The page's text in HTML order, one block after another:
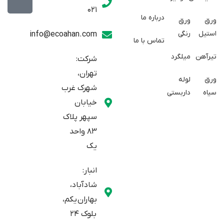
ورق
استیل
تیرآهن
ورق
سیاه
ورق
رنگی
میلگرد
لوله
داربستی
درباره ما
تماس با ما
021
info@ecoahan.com
شرکت:
تهران،
شهرک غرب
خیابان
سپهر پلاک
83 واحد
یک
انبار:
شادآباد،
بهاران یکم،
بلوک 24
g